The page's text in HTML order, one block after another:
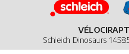
Schleich Dinosaurs